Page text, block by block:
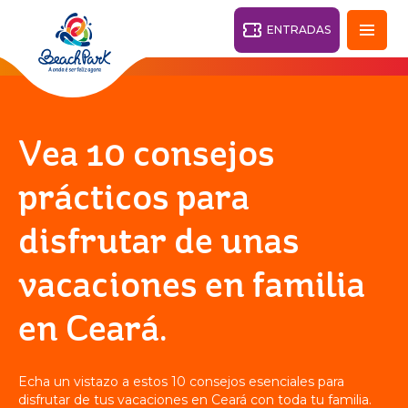
PARQUES
CENTROS TURÍSTICOS
VILA AZUL DO MAR
PLAYA
Fortaleza - CE 28°
ENTRADAS
Volver
ACUÁTICO
BEACH
PARK
Vea 10 consejos
prácticos para
disfrutar de unas
vacaciones en familia
en Ceará.
Echa un vistazo a estos 10 consejos esenciales para
disfrutar de tus vacaciones en Ceará con toda tu familia.